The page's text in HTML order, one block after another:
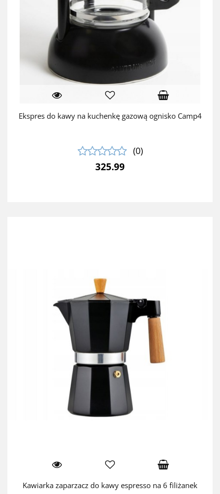
Ekspres do kawy na kuchenkę gazową ognisko Camp4
(0)
325.99
Kawiarka zaparzacz do kawy espresso na 6 filiżanek